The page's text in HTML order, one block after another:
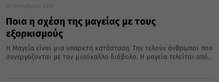
01 Οκτωβρίου 2024
Ποια η σχέση της μαγείας με τους
εξορκισμούς
Η Μαγεία είναι μια υπαρκτή κατάσταση. Την τελούν άνθρωποι που
συνεργάζονται με τον μισόκαλλο διάβολο. Η μαγεία τελείται από...